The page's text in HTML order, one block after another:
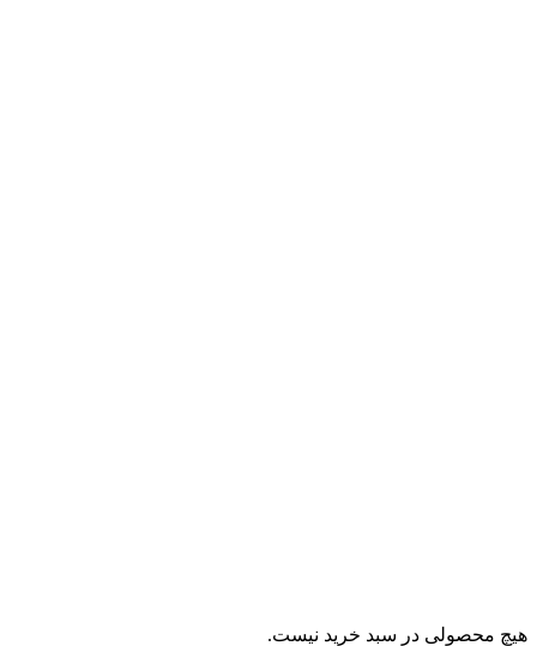
هیچ محصولی در سبد خرید نیست.